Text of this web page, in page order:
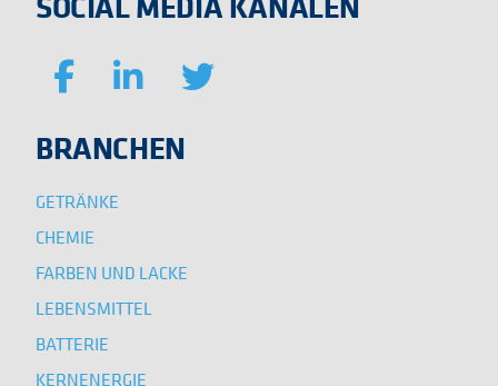
BRANCHEN
GETRÄNKE
CHEMIE
FARBEN UND LACKE
LEBENSMITTEL
BATTERIE
KERNENERGIE